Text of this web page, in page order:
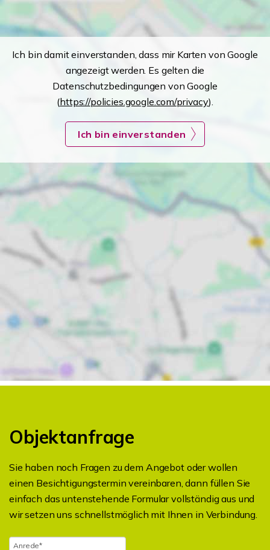
Ich bin damit einverstanden, dass mir Karten von Google
angezeigt werden. Es gelten die
Datenschutzbedingungen von Google
(https://policies.google.com/privacy).
Ich bin einverstanden
Objektanfrage
Sie haben noch Fragen zu dem Angebot oder wollen
einen Besichtigungstermin vereinbaren, dann füllen Sie
einfach das untenstehende Formular vollständig aus und
wir setzen uns schnellstmöglich mit Ihnen in Verbindung.